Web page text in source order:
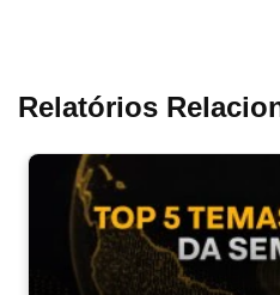
Relatórios